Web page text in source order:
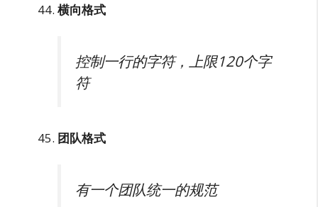
横向格式
控制一行的字符，上限120个字
符
团队格式
有一个团队统一的规范